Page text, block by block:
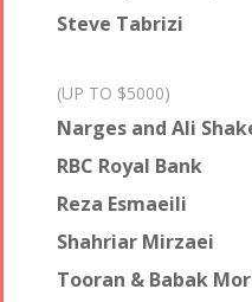
Steve Tabrizi
(UP TO $5000)
Narges and Ali
RBC Royal Bank
Reza Esmaeili
Shahriar Mirzaei
Tooran & Babak